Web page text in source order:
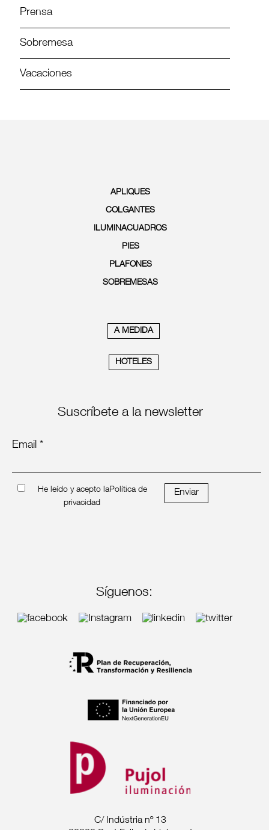
Prensa
Sobremesa
Vacaciones
APLIQUES
COLGANTES
ILUMINACUADROS
PIES
PLAFONES
SOBREMESAS
A MEDIDA
HOTELES
Suscríbete a la newsletter
Email *
He leído y acepto laPolítica de
privacidad
Enviar
Síguenos:
C/ Indústria nº 13